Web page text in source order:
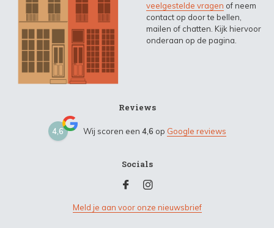
veelgestelde vragen of neem
contact op door te bellen,
mailen of chatten. Kijk hiervoor
onderaan op de pagina.
Reviews
4,6 Wij scoren een 4,6 op Google reviews
Socials
Meld je aan voor onze nieuwsbrief